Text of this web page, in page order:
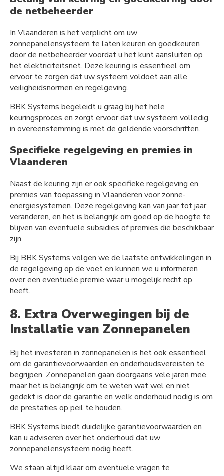
de netbeheerder
In Vlaanderen is het verplicht om uw
zonnepanelensysteem te laten keuren en goedkeuren
door de netbeheerder voordat u het kunt aansluiten op
het elektriciteitsnet. Deze keuring is essentieel om
ervoor te zorgen dat uw systeem voldoet aan alle
veiligheidsnormen en regelgeving.
BBK Systems begeleidt u graag bij het hele
keuringsproces en zorgt ervoor dat uw systeem volledig
in overeenstemming is met de geldende voorschriften.
Specifieke regelgeving en premies in
Vlaanderen
Naast de keuring zijn er ook specifieke regelgeving en
premies van toepassing in Vlaanderen voor zonne-
energiesystemen. Deze regelgeving kan van jaar tot jaar
veranderen, en het is belangrijk om goed op de hoogte te
blijven van eventuele subsidies of premies die beschikbaar
zijn.
Bij BBK Systems volgen we de laatste ontwikkelingen in
de regelgeving op de voet en kunnen we u informeren
over een eventuele premie waar u mogelijk recht op
heeft.
8. Extra Overwegingen bij de
Installatie van Zonnepanelen
Bij het investeren in zonnepanelen is het ook essentieel
om de garantievoorwaarden en onderhoudsvereisten te
begrijpen. Zonnepanelen gaan doorgaans vele jaren mee,
maar het is belangrijk om te weten wat wel en niet
gedekt is door de garantie en welk onderhoud nodig is om
de prestaties op peil te houden.
BBK Systems biedt duidelijke garantievoorwaarden en
kan u adviseren over het onderhoud dat uw
zonnepanelensysteem nodig heeft.
We staan altijd klaar om eventuele vragen te